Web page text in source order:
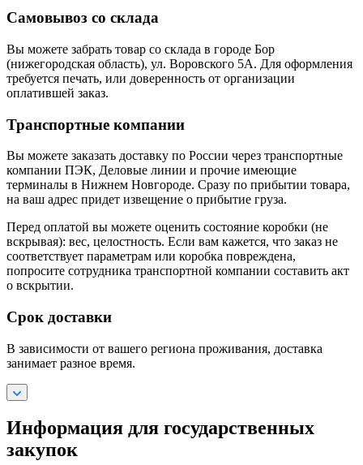
Самовывоз со склада
Вы можете забрать товар со склада в городе Бор
(нижегородская область), ул. Воровского 5А. Для оформления
требуется печать, или доверенность от организации
оплатившей заказ.
Транспортные компании
Вы можете заказать доставку по России через транспортные
компании ПЭК, Деловые линии и прочие имеющие
терминалы в Нижнем Новгороде. Сразу по прибытии товара,
на ваш адрес придет извещение о прибытие груза.
Перед оплатой вы можете оценить состояние коробки (не
вскрывая): вес, целостность. Если вам кажется, что заказ не
соответствует параметрам или коробка повреждена,
попросите сотрудника транспортной компании составить акт
о вскрытии.
Срок доставки
В зависимости от вашего региона проживания, доставка
занимает разное время.
Информация для государственных
закупок